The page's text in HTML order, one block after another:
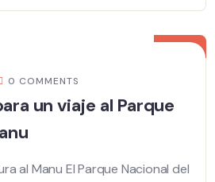
20
0 COMMENTS
un viaje al Parque
al Manu El Parque Nacional del